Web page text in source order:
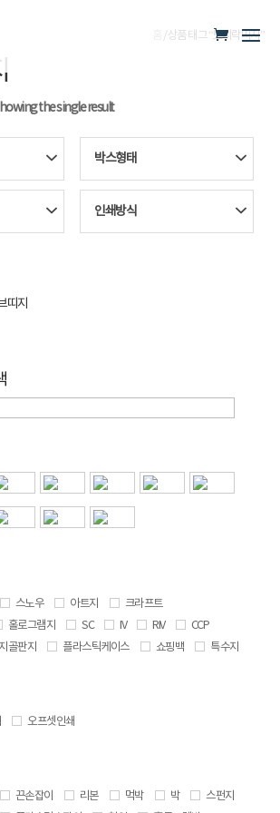
/ 상품 태그 “도시락띠지”
the single result
박스형태
인쇄방식
띠지
스노우 아트지
크라프트
홀로그램지 SC IV RIV
CCP
골판지 플라스틱케이스 쇼핑백 특수지
오프셋인쇄
끈손잡이 리본 먹박 박
스펀지